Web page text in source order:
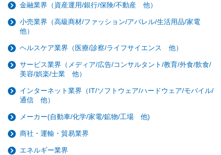
金融業界（資産運用/銀行/保険/不動産 他）
小売業界（高級商材/ファッション/アパレル/生活用品/家電
他）
ヘルスケア業界（医療/診察/ライフサイエンス 他）
サービス業界（メディア/広告/コンサルタント/教育/外食/飲食/
美容/娯楽/士業 他）
インターネット業界（IT/ソフトウェア/ハードウェア/モバイル/
通信 他）
メーカー(自動車/化学/家電/鉱物/工場 他)
商社・運輸・貿易業界
エネルギー業界